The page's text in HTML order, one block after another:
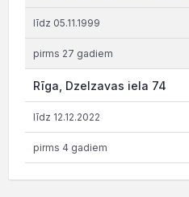
līdz 05.11.1999
pirms 27 gadiem
Rīga, Dzelzavas iela 74
līdz 12.12.2022
pirms 4 gadiem